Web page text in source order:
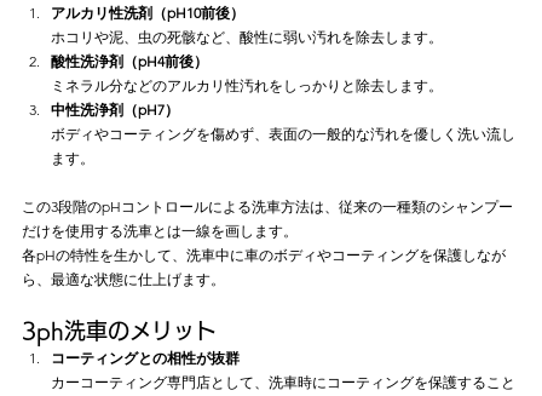
アルカリ性洗剤（pH10前後）
ホコリや泥、虫の死骸など、酸性に弱い汚れを除去します。
酸性洗浄剤（pH4前後）
ミネラル分などのアルカリ性汚れをしっかりと除去します。
中性洗浄剤（pH7）
ボディやコーティングを傷めず、表面の一般的な汚れを優しく洗い流し
ます。
この3段階のpHコントロールによる洗車方法は、従来の一種類のシャンプー
だけを使用する洗車とは一線を画します。
各pHの特性を生かして、洗車中に車のボディやコーティングを保護しなが
ら、最適な状態に仕上げます。
3ph洗車のメリット
コーティングとの相性が抜群
カーコーティング専門店として、洗車時にコーティングを保護すること